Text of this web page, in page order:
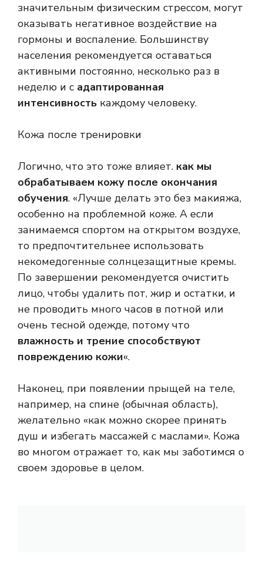
значительным физическим стрессом, могут
оказывать негативное воздействие на
гормоны и воспаление. Большинству
населения рекомендуется оставаться
активными постоянно, несколько раз в
неделю и с адаптированная
интенсивность каждому человеку.
Кожа после тренировки
Логично, что это тоже влияет. как мы
обрабатываем кожу после окончания
обучения. «Лучше делать это без макияжа,
особенно на проблемной коже. А если
занимаемся спортом на открытом воздухе,
то предпочтительнее использовать
некомедогенные солнцезащитные кремы.
По завершении рекомендуется очистить
лицо, чтобы удалить пот, жир и остатки, и
не проводить много часов в потной или
очень тесной одежде, потому что
влажность и трение способствуют
повреждению кожи«.
Наконец, при появлении прыщей на теле,
например, на спине (обычная область),
желательно «как можно скорее принять
душ и избегать массажей с маслами». Кожа
во многом отражает то, как мы заботимся о
своем здоровье в целом.